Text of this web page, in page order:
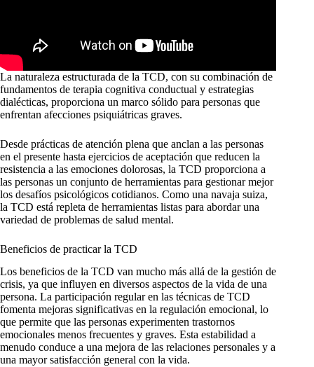
La naturaleza estructurada de la TCD, con su combinación de
fundamentos de terapia cognitiva conductual y estrategias
dialécticas, proporciona un marco sólido para personas que
enfrentan afecciones psiquiátricas graves.
Desde prácticas de atención plena que anclan a las personas
en el presente hasta ejercicios de aceptación que reducen la
resistencia a las emociones dolorosas, la TCD proporciona a
las personas un conjunto de herramientas para gestionar mejor
los desafíos psicológicos cotidianos. Como una navaja suiza,
la TCD está repleta de herramientas listas para abordar una
variedad de problemas de salud mental.
Beneficios de practicar la TCD
Los beneficios de la TCD van mucho más allá de la gestión de
crisis, ya que influyen en diversos aspectos de la vida de una
persona. La participación regular en las técnicas de TCD
fomenta mejoras significativas en la regulación emocional, lo
que permite que las personas experimenten trastornos
emocionales menos frecuentes y graves. Esta estabilidad a
menudo conduce a una mejora de las relaciones personales y a
una mayor satisfacción general con la vida.